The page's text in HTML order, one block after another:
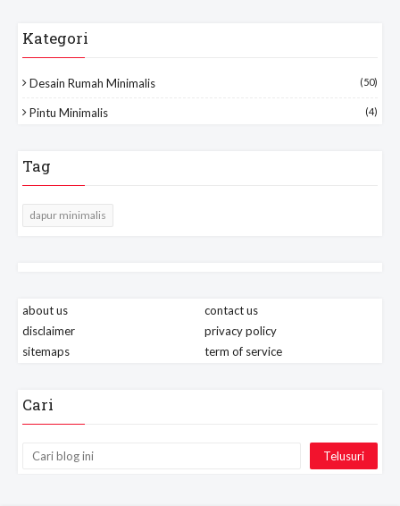
Kategori
Desain Rumah Minimalis (50)
Pintu Minimalis (4)
Tag
dapur minimalis
about us
contact us
disclaimer
privacy policy
sitemaps
term of service
Cari